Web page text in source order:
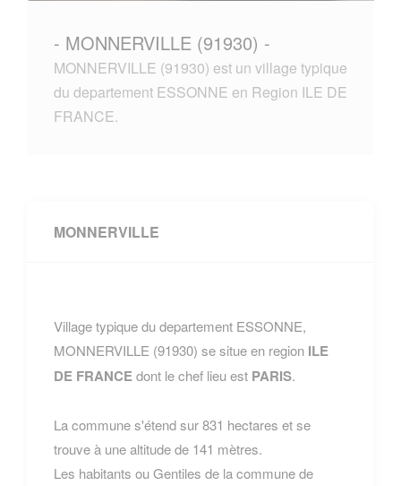
- MONNERVILLE (91930) -
MONNERVILLE (91930) est un village typique
du departement ESSONNE en Region ILE DE
FRANCE.
MONNERVILLE
Village typique du departement ESSONNE,
MONNERVILLE (91930) se situe en region ILE
DE FRANCEdont le chef lieu est PARIS.
La commune s'étend sur 831 hectares et se
trouve à une altitude de 141 mètres.
Les habitants ou Gentiles de la commune de